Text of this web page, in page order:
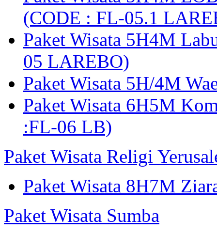
(CODE : FL-05.1
Paket Wisata 5H4M
05 LAREBO)
Paket Wisata 5H/4M
Paket Wisata 6H5M
:FL-06 LB)
Paket Wisata Religi
Paket Wisata 8H7M
Paket Wisata Sumba